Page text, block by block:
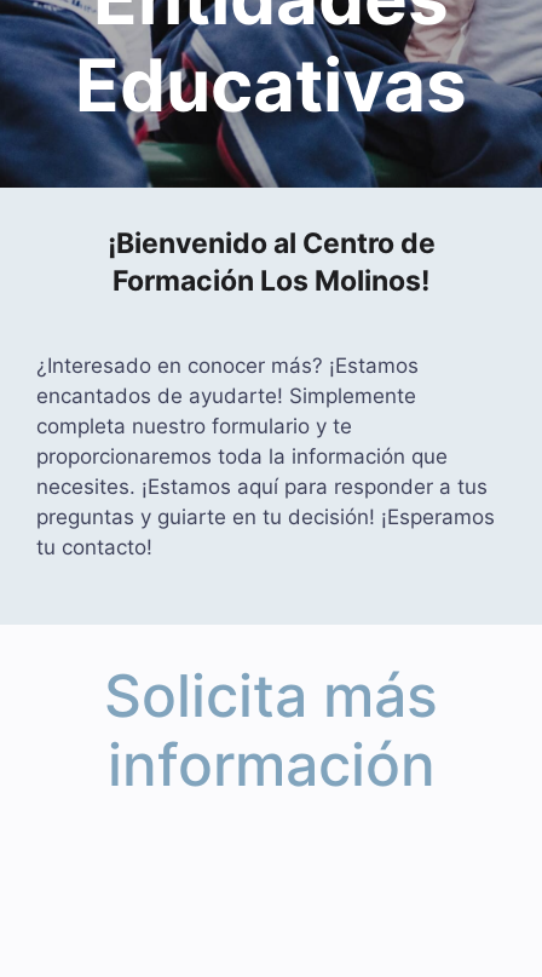
Educativas
¡Bienvenido al Centro de
Formación Los Molinos!
¿Interesado en conocer más? ¡Estamos
encantados de ayudarte! Simplemente
completa nuestro formulario y te
proporcionaremos toda la información que
necesites. ¡Estamos aquí para responder a tus
preguntas y guiarte en tu decisión! ¡Esperamos
tu contacto!
Solicita más
información